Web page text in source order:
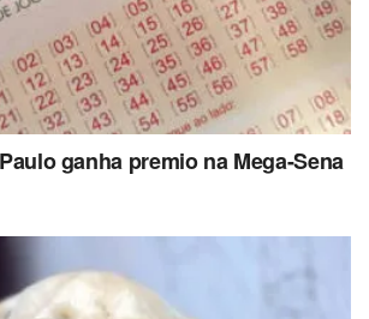
ganha premio na Mega-Sena